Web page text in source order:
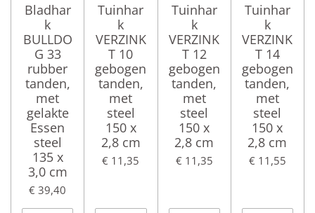
Bladhar
k
BULLDO
G 33
rubber
tanden,
met
gelakte
Essen
steel
135 x
3,0 cm
€ 39,40
Tuinhar
k
VERZINK
T 10
gebogen
tanden,
met
steel
150 x
2,8 cm
€ 11,35
Tuinhar
k
VERZINK
T 12
gebogen
tanden,
met
steel
150 x
2,8 cm
€ 11,35
Tuinhar
k
VERZINK
T 14
gebogen
tanden,
met
steel
150 x
2,8 cm
€ 11,55